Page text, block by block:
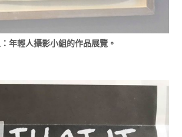
年輕人攝影小組的作品展覽。